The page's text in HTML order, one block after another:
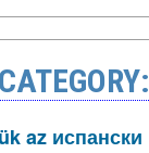
az